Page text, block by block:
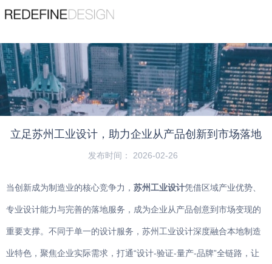
苏州睿梵工业设计有限公司
Suzhou Ruifan Industrial Design Co., Ltd
服务热线
189 1353 7782
精品案例 查看更多
宠物用品
机器人
吸尘器
园林工具
首页/动态 /设计资讯 /
立足苏州工业设计，助力企业从产品创新到市
立足苏州工业设计，助力企业从产品创新到市场落地
发布时间： 2026-02-26
当创新成为制造业的核心竞争力， 苏州工业设计凭借区域产业优势、
专业设计能力与完善的落地服务，成为企业从产品创意到市场变现的
重要支撑。不同于单一的设计服务，苏州工业设计深度融合本地制造
业特色，聚焦企业实际需求，打通“设计-验证-量产-品牌”全链路，让